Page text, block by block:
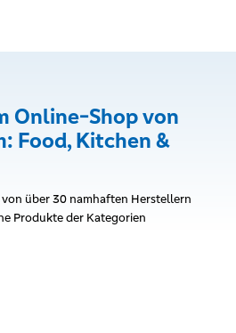
Online-Shop von
Food, Kitchen &
über 30 namhaften Herstellern
Produkte der Kategorien